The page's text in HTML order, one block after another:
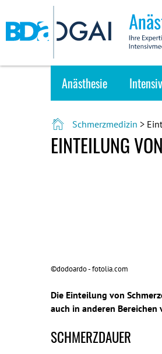
Anästhesie
Schmerzmedizin >
EINTEILUNG
©dodoardo - fotolia.com
Die Einteilung von
auch in anderen
SCHMERZDAUER